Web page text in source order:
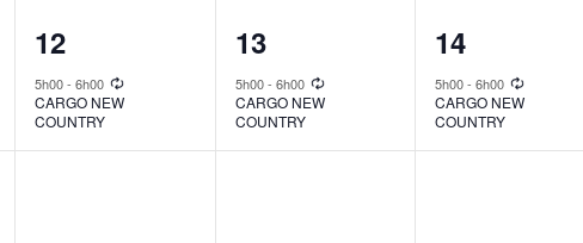
1
event,
12
5h00- 6h00
CARGO NEW
COUNTRY
1
event,
13
5h00- 6h00
CARGO NEW
COUNTRY
1
event,
14
5h00-6h00
CARGO NEW
COUNTRY